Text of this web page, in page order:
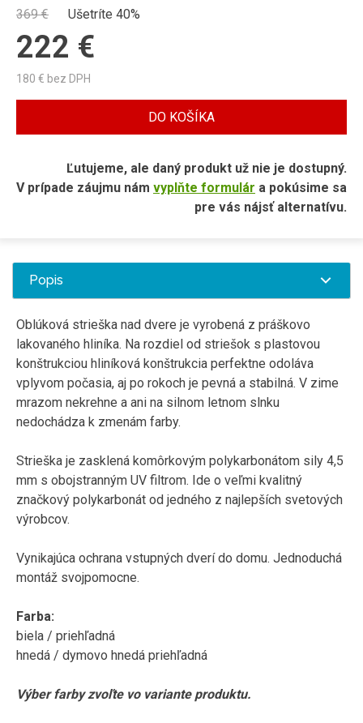
369€ Ušetríte 40%
222 €
180 € bez DPH
DO KOŠÍKA
Ľutujeme, ale daný produkt už nie je dostupný.
V prípade záujmu nám vyplňte formulár a pokúsime sa
pre vás nájsť alternatívu.
Popis
Oblúková strieška nad dvere je vyrobená z práškovo
lakovaného hliníka. Na rozdiel od striešok s plastovou
konštrukciou hliníková konštrukcia perfektne odoláva
vplyvom počasia, aj po rokoch je pevná a stabilná. V zime
mrazom nekrehne a ani na silnom letnom slnku
nedochádza k zmenám farby.
Strieška je zasklená komôrkovým polykarbonátom sily 4,5
mm s obojstranným UV filtrom. Ide o veľmi kvalitný
značkový polykarbonát od jedného z najlepších svetových
výrobcov.
Vynikajúca ochrana vstupných dverí do domu. Jednoduchá
montáž svojpomocne.
Farba:
biela / priehľadná
hnedá / dymovo hnedá priehľadná
Výber farby zvoľte vo variante produktu.